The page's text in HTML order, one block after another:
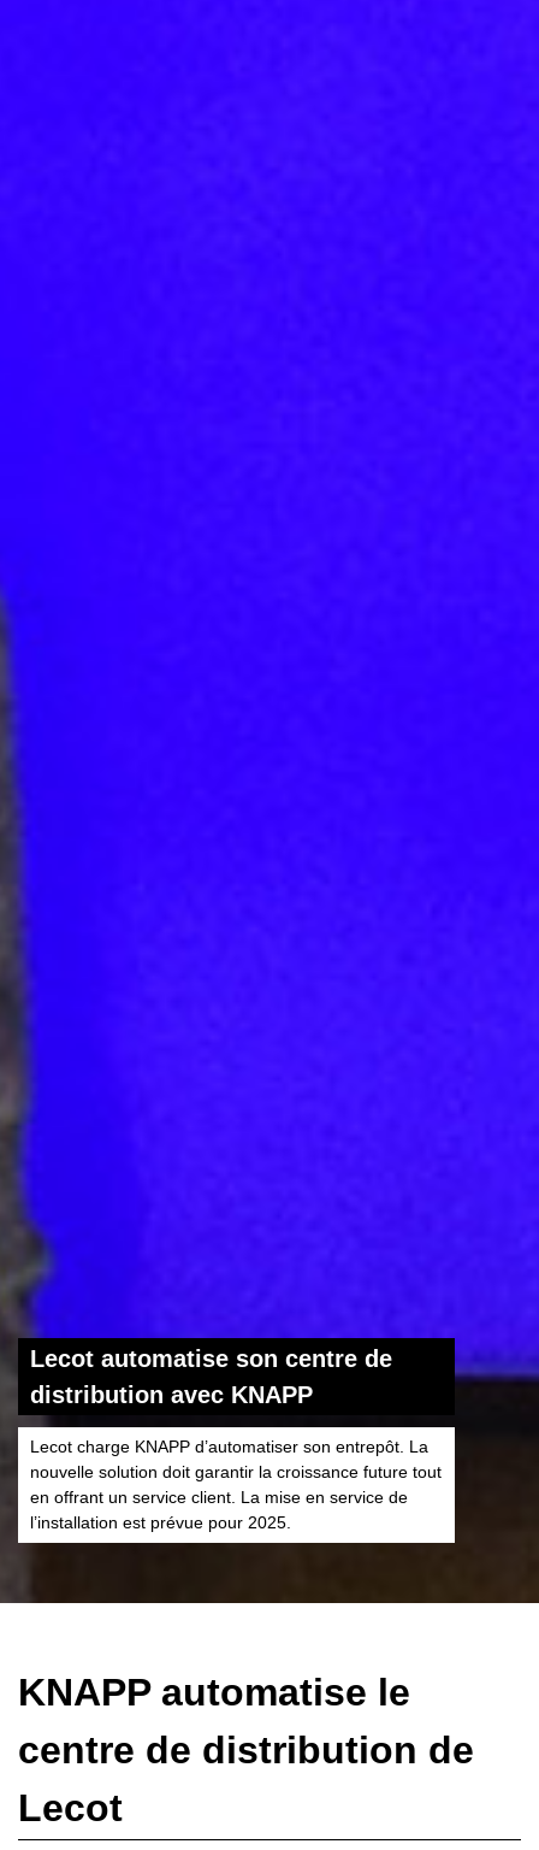
Lecot automatise son centre de
distribution avec KNAPP
Lecot charge KNAPP d’automatiser son entrepôt. La
nouvelle solution doit garantir la croissance future tout
en offrant un service client. La mise en service de
l’installation est prévue pour 2025.
KNAPP automatise le
centre de distribution de
Lecot